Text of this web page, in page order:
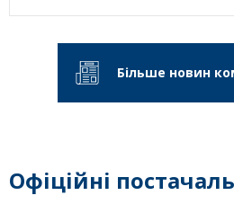
Більше новин
Офіційні